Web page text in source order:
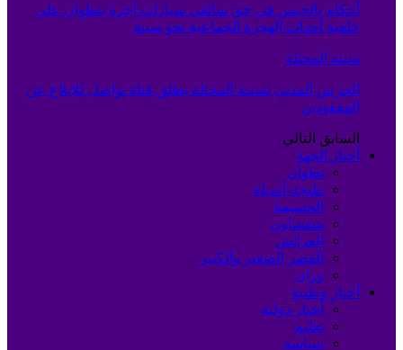
أحكام بالحبس في حق سائقي سيارات أجرة بتطوان على
خلفية أحداث الهجرة الجماعية نحو سبتة
سبته المحتلة
الحرس المدني بسبتة المحتلة يطلق قناة تواصل للإبلاغ عن
المفقودين
السابق التالي
أخبار الجهة
تطوان
طنجة-أصيلة
الحسيمة
شفشاون
العرائش
القصر الصغير والكبير
وزان
أخبار وطنية
أخبار دولية
تعليم
سياسة